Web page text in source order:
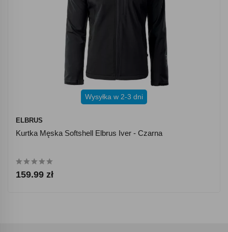
Wysyłka w 2-3 dni
ELBRUS
Kurtka Męska Softshell Elbrus Iver - Czarna
159.99 zł